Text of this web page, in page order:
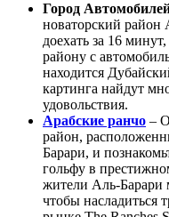
Город
новаторский район
доехать за 16
району с
находится
картинга найдут
удовольствия.
Арабские ранчо –
район,
Барари, и
гольфу в
жители Аль-Барари
чтобы насладиться